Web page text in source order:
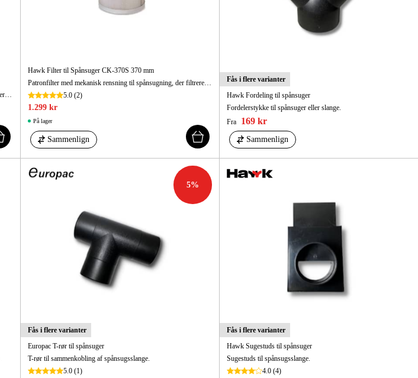
Partronfilter med mekanisk rensning til spånsugning, der filtrerer partikler fra udgående luft. Passer model CK-500S.
Hawk Filter til Spånsuger CK-370S 370 mm
Patronfilter med mekanisk rensning til spånsugning, der filtrerer partikler fra udgående luft. Egnet model CK-370S.
5.0(2)
1.299 kr
På lager
Sammenlign
Fås i flere varianter
Hawk Fordeling til spånsuger
Fordelerstykke til spånsuger eller slange.
Fra
169 kr
Sammenlign
5%
Fås i flere varianter
Europac T-rør til spånsuger
T-rør til sammenkobling af spånsugsslange.
5.0(1)
Fås i flere varianter
Hawk Sugestuds til spånsuger
Sugestuds til spånsugsslange.
4.0(4)